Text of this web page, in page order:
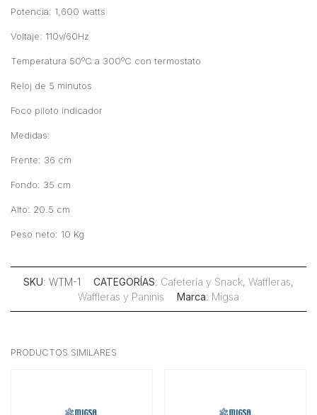
Potencia: 1,600 watts
Voltaje: 110v/60Hz
Temperatura 50ºC a 300ºC con termostato
Reloj de 5 minutos
Foco piloto indicador
Medidas:
Frente: 36 cm
Fondo: 35 cm
Alto: 20.5 cm
Peso neto: 10 Kg
SKU: WTM-1 CATEGORÍAS: Cafetería y Snack, Waffleras,
Waffleras y Paninis
Marca: Migsa
PRODUCTOS SIMILARES